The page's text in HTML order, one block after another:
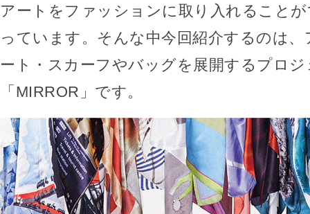
アートをファッションに取り入れること
っています。そんな中今回紹介するのは
ート・スカーフやバッグを展開するプロ
「MIRROR」です。